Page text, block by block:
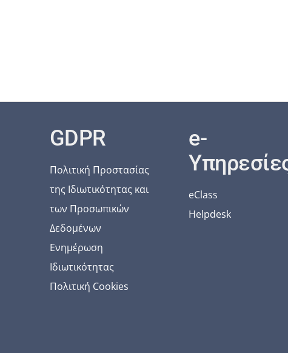
GDPR
Πολιτική Προστασίας
της Ιδιωτικότητας και
των Προσωπικών
Δεδομένων
Ενημέρωση
Ιδιωτικότητας
Πολιτική Cookies
e-
eClass
Helpdesk